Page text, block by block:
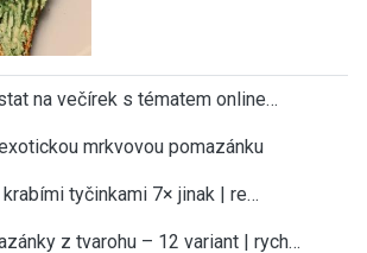
na večírek s tématem online…
mrkvovou pomazánku
tyčinkami 7× jinak | re…
z tvarohu – 12 variant | rych…